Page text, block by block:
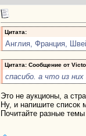
Цитата:
Англия, Франция,
Цитата: Сообщение от
спасибо. а что из
Это не аукционы, а
Ну, и напишите список
Почитайте разные